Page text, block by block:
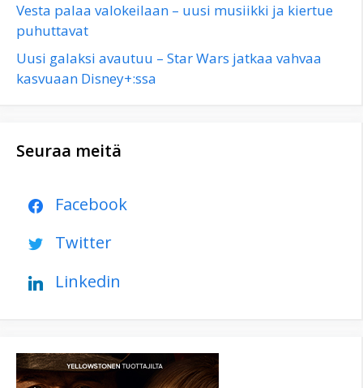
Vesta palaa valokeilaan – uusi musiikki ja kiertue
puhuttavat
Uusi galaksi avautuu – Star Wars jatkaa vahvaa
kasvuaan Disney+:ssa
Seuraa meitä
Facebook
Twitter
Linkedin